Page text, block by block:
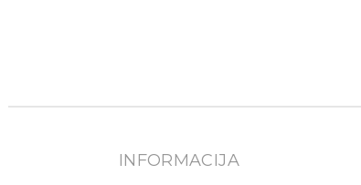
INFORMACIJA